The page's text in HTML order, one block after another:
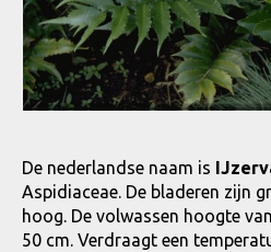
De nederlandse naam is
Aspidiaceae. De bladeren zijn
hoog. De volwassen hoogte
50 cm. Verdraagt een